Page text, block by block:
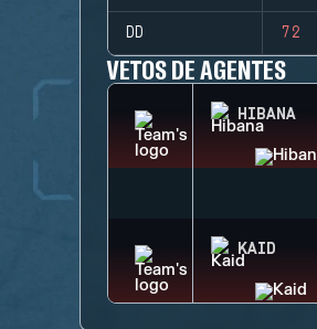
DD 72
VETOS DE AGENTES
HIBANA
KAID